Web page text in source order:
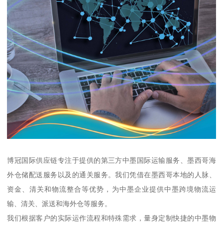
博冠国际供应链专注于提供的第三方中墨国际运输服务、墨西哥海
外仓储配送服务以及的通关服务。我们凭借在墨西哥本地的人脉、
资金、清关和物流整合等优势，为中墨企业提供中墨跨境物流运
输、清关、派送和海外仓等服务。
我们根据客户的实际运作流程和特殊需求，量身定制快捷的中墨物